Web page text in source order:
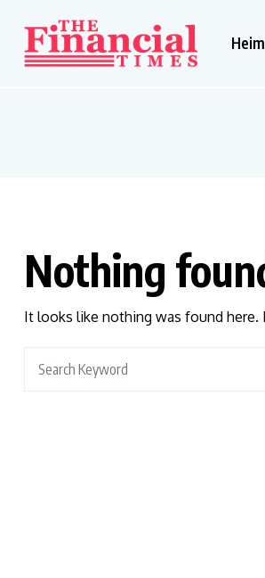
Heim
Nothing
It looks like nothing was found here.